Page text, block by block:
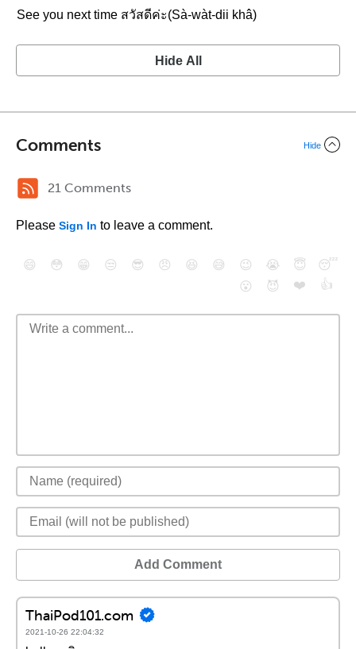
See you next time สวัสดีค่ะ(Sà-wàt-dii khâ)
Hide All
Comments Hide
21 Comments
Please Sign In to leave a comment.
😄 😳 😁 😒 😎 😠 😆 😅 😉 😭 😇
😴
😮
😈 ❤️ 👍
Add Comment
ThaiPod101.com
2021-10-26 22:04:32